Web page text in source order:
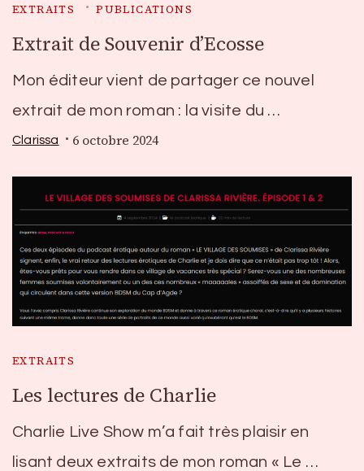
EXTRAITS PUBLICATIONS
Extrait de Souvenir d’Ecosse
Mon éditeur vient de partager ce nouvel
extrait de mon roman : la visite du …
Clarissa 6 octobre 2024
EXTRAITS
Les lectures de Charlie
Charlie Live Show m’a fait très plaisir en
lisant deux extraits de mon roman « Le …